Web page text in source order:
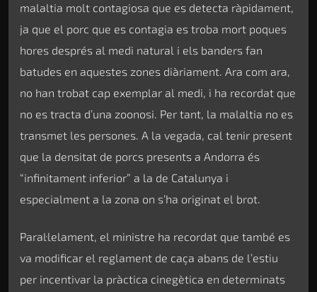
malaltia molt contagiosa que es detecta ràpidament,
ja que el porc que es contagia es troba mort poques
hores després al medi natural i els banders fan
batudes en aquestes zones diàriament. Ara com ara,
no han trobat cap exemplar al medi, i ha recordat que
no es tracta d’una zoonosi. Per tant, la malaltia no es
transmet les persones. A la vegada, cal tenir present
que la densitat de porcs presents a Andorra és
“infinitament inferior” a la de Catalunya i
especialment a la zona on s’ha originat el brot.
Paral·lelament, el ministre ha recordat que també es
va modificar el reglament de caça abans de l’estiu
per incentivar la pràctica cinegètica en determinats